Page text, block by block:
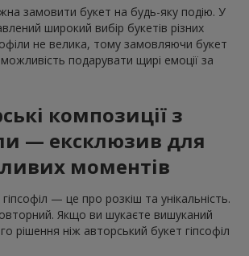
замовити букет на будь-яку подію. У
широкий вибір букетів різних
не велика, тому замовляючи букет
подарувати щирі емоції за
композиції з
— ексклюзив для
моментів
— це про розкіш та унікальність.
Якщо ви шукаєте вишуканий
рішення ніж авторський букет гіпсофіл